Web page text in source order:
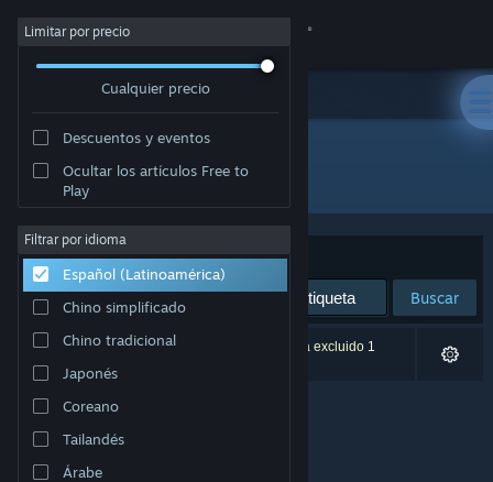
Iniciar sesión
Acerca de
Soporte
Cambiar idioma
Obtener la aplicación de Steam Mobile
Ver versión clásica
Limitar por precio
Cualquier precio
Descuentos y eventos
Ocultar los artículos Free to
Play
Filtrar por idioma
Español (Latinoamérica)
Chino simplificado
Chino tradicional
Japonés
Coreano
Tailandés
Árabe
Editor: Cool Computer Zone
Ordenar por Relevancia
Buscar
0 resultado(s) coinciden con la búsqueda. Se ha excluido 1
título según tus preferencias.